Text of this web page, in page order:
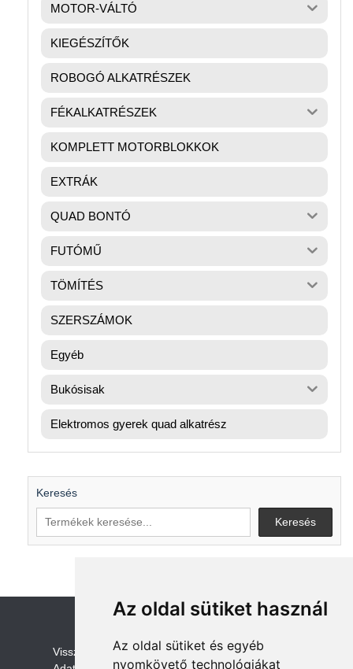
Az oldal sütiket használ
Az oldal sütiket és egyéb
nyomkövető technológiákat
MOTOR-VÁLTÓ
KIEGÉSZÍTŐK
ROBOGÓ ALKATRÉSZEK
FÉKALKATRÉSZEK
KOMPLETT MOTORBLOKKOK
EXTRÁK
QUAD BONTÓ
FUTÓMŰ
TÖMÍTÉS
SZERSZÁMOK
Egyéb
Bukósisak
Elektromos gyerek quad alkatrész
Keresés
Keresés
Visszaküldési és visszatérítési szabályzat